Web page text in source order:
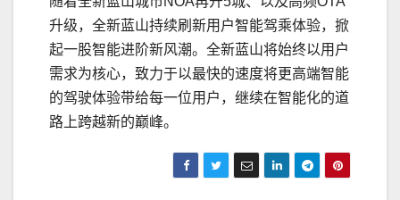
升级，全新蓝山持续刷新用户智能驾乘体验，掀
起一股智能进阶新风潮。全新蓝山将始终以用户
需求为核心，致力于以最快的速度将更高端智能
的驾驶体验带给每一位用户，继续在智能化的道
路上跨越新的巅峰。